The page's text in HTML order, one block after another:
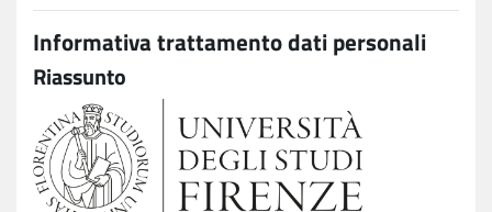
Informativa trattamento dati personali
Riassunto